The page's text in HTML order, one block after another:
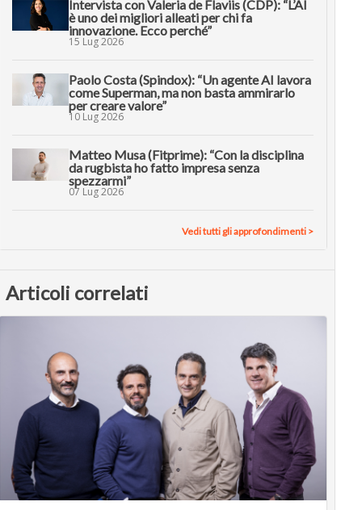
Intervista con Valeria de Flaviis (CDP): “L’AI
è uno dei migliori alleati per chi fa
innovazione. Ecco perché”
15 Lug 2026
Paolo Costa (Spindox): “Un agente AI lavora
come Superman, ma non basta ammirarlo
per creare valore”
10 Lug 2026
Matteo Musa (Fitprime): “Con la disciplina
da rugbista ho fatto impresa senza
spezzarmi”
07 Lug 2026
Vedi tutti gli approfondimenti >
Articoli correlati